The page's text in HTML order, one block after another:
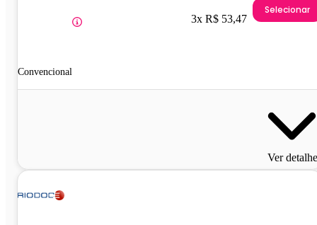
Convencional
3x R$ 53,47
Selecionar
Ver